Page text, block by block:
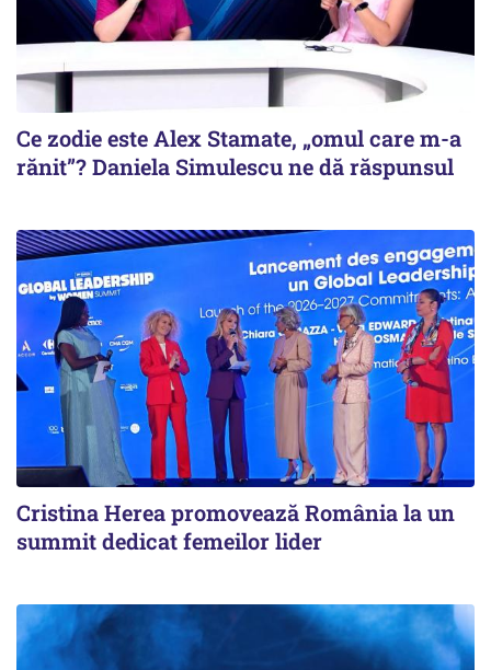
Ce zodie este Alex Stamate, „omul care m-a
rănit”? Daniela Simulescu ne dă răspunsul
Cristina Herea promovează România la un
summit dedicat femeilor lider